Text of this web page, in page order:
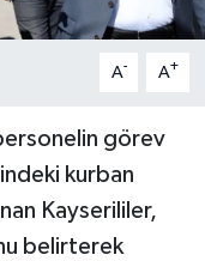
A- A+
görev
kurban
Kayserililer,
belirterek